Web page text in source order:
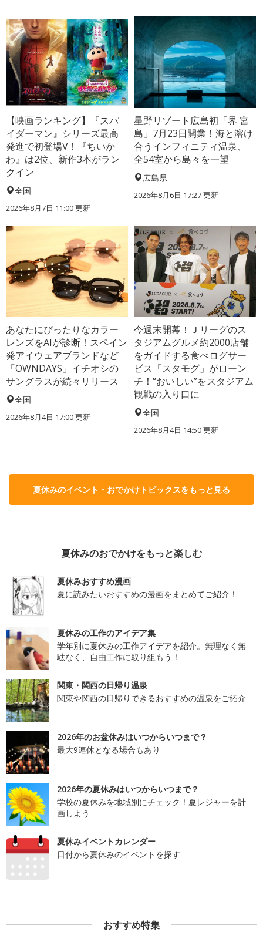
【映画ランキング】『スパ
イダーマン』シリーズ最高
発進で初登場V！『ちいか
わ』は2位、新作3本がラン
クイン
全国
2026年8月7日 11:00更新
星野リゾート広島初「界 宮
島」7月23日開業！海と溶け
合うインフィニティ温泉、
全54室から島々を一望
広島県
2026年8月6日 17:27更新
あなたにぴったりなカラー
レンズをAIが診断！スペイン
発アイウェアブランドなど
「OWNDAYS」イチオシの
サングラスが続々リリース
全国
2026年8月4日 17:00更新
今週末開幕！Ｊリーグのス
タジアムグルメ約2000店舗
をガイドする食べログサー
ビス「スタモグ」がローン
チ！“おいしい”をスタジアム
観戦の入り口に
全国
2026年8月4日 14:50更新
夏休みのイベント・おでかけトピックスをもっと見る
夏休みのおでかけをもっと楽しむ
夏休みおすすめ漫画
夏に読みたいおすすめの漫画をまとめてご紹介！
夏休みの工作のアイデア集
学年別に夏休みの工作アイデアを紹介。無理なく無
駄なく、自由工作に取り組もう！
関東・関西の日帰り温泉
関東や関西の日帰りできるおすすめの温泉をご紹介
2026年のお盆休みはいつからいつまで？
最大9連休となる場合もあり
2026年の夏休みはいつからいつまで？
学校の夏休みを地域別にチェック！夏レジャーを計
画しよう
夏休みイベントカレンダー
日付から夏休みのイベントを探す
おすすめ特集